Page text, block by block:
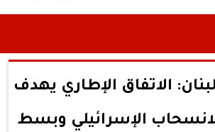
الاتفاق الإطاري يهدف
الإسرائيلي وبسط